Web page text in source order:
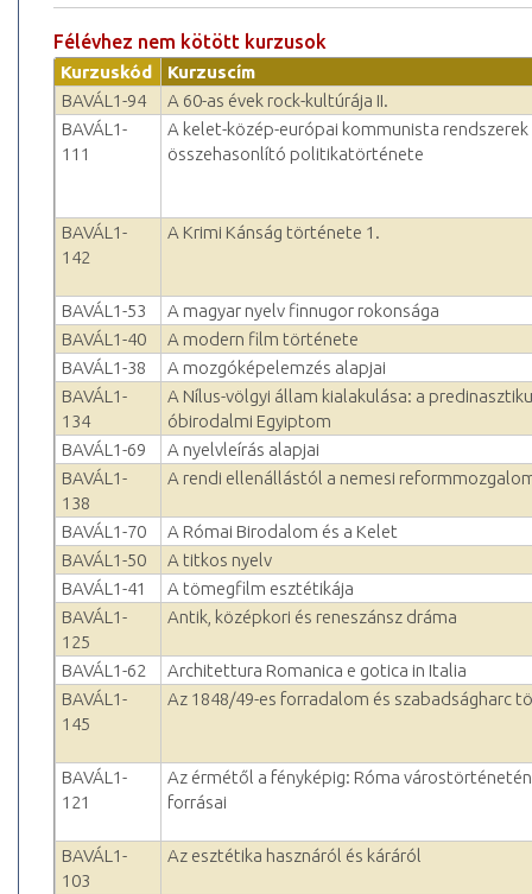
Félévhez nem kötött kurzusok
Kurzuskód
Kurzuscím
BAVÁL1-94
A 60-as évek rock-kultúrája II.
BAVÁL1-
111
A kelet-közép-európai kommunista rendszerek
összehasonlító politikatörténete
BAVÁL1-
142
A Krimi Kánság története 1.
BAVÁL1-53
A magyar nyelv finnugor rokonsága
BAVÁL1-40
A modern film története
BAVÁL1-38
A mozgóképelemzés alapjai
BAVÁL1-
134
A Nílus-völgyi állam kialakulása: a
óbirodalmi Egyiptom
BAVÁL1-69
A nyelvleírás alapjai
BAVÁL1-
138
A rendi ellenállástól a nemesi
BAVÁL1-70
A Római Birodalom és a Kelet
BAVÁL1-50
A titkos nyelv
BAVÁL1-41
A tömegfilm esztétikája
BAVÁL1-
125
Antik, középkori és reneszánsz dráma
BAVÁL1-62
Architettura Romanica e gotica in Italia
BAVÁL1-
145
Az 1848/49-es forradalom és szabadságharc
BAVÁL1-
121
Az érmétől a fényképig: Róma
forrásai
BAVÁL1-
103
Az esztétika hasznáról és káráról